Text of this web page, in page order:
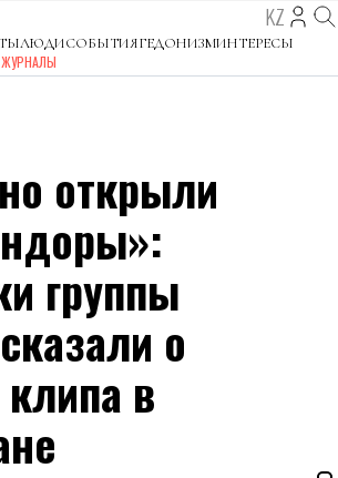
KZ
ЛЮДИСОБЫТИЯГЕДОНИЗМИНТЕРЕСЫ
открыли
группы
о
в